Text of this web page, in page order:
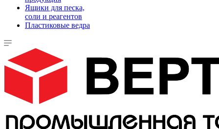
Ящики для песка,
соли и реагентов
Пластиковые ведра